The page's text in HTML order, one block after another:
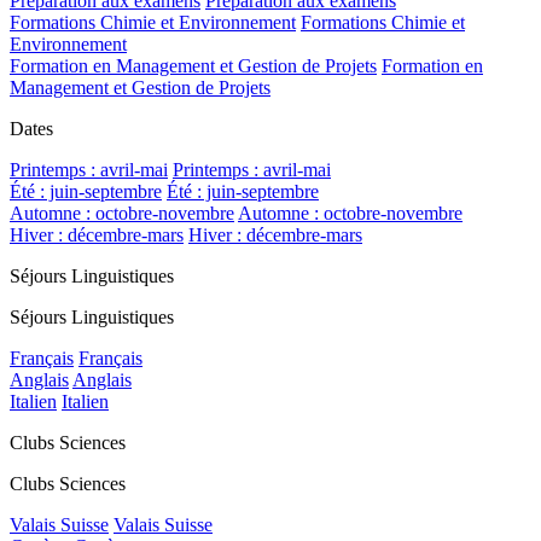
Formations Chimie et Environnement Formations Chimie et
Environnement
Formation en Management et Gestion de Projets Formation en
Management et Gestion de Projets
Dates
Printemps : avril-mai Printemps : avril-mai
Été : juin-septembre Été : juin-septembre
Automne : octobre-novembre Automne : octobre-novembre
Hiver : décembre-mars Hiver : décembre-mars
Séjours Linguistiques
Séjours Linguistiques
Français Français
Anglais Anglais
Italien Italien
Clubs Sciences
Clubs Sciences
Valais Suisse Valais Suisse